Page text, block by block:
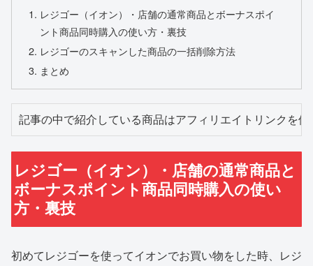
レジゴー（イオン）・店舗の通常商品とボーナスポイ
ント商品同時購入の使い方・裏技
レジゴーのスキャンした商品の一括削除方法
まとめ
記事の中で紹介している商品はアフィリエイトリンクを
レジゴー（イオン）・店舗の通常商品と
ボーナスポイント商品同時購入の使い
方・裏技
初めてレジゴーを使ってイオンでお買い物をした時、レジ